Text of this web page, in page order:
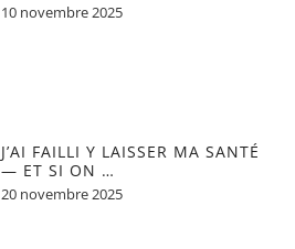
10 novembre 2025
J’AI FAILLI Y LAISSER MA SANTÉ
— ET SI ON …
20 novembre 2025